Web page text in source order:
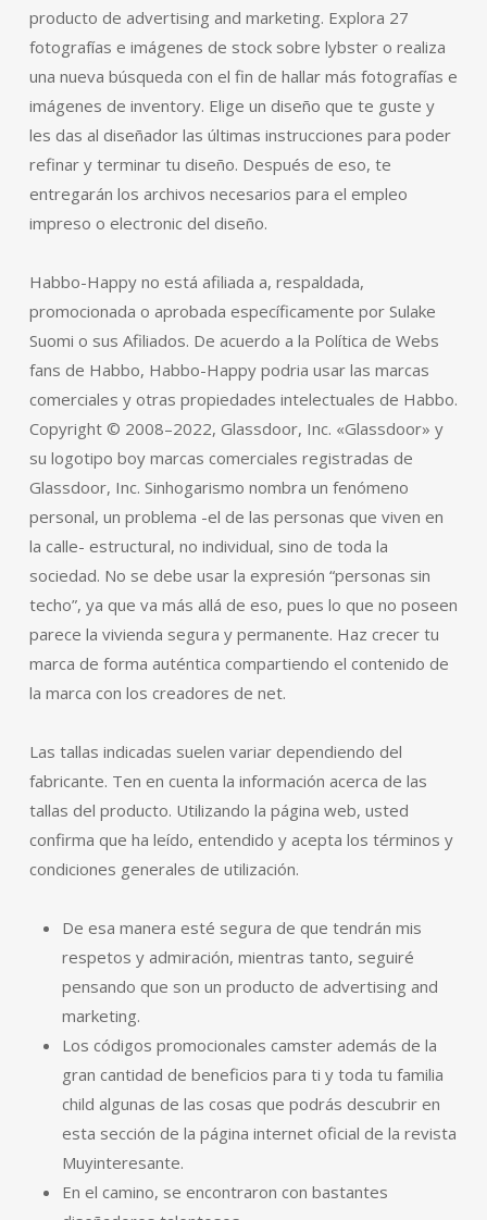
producto de advertising and marketing. Explora 27
fotografías e imágenes de stock sobre lybster o realiza
una nueva búsqueda con el fin de hallar más fotografías e
imágenes de inventory. Elige un diseño que te guste y
les das al diseñador las últimas instrucciones para poder
refinar y terminar tu diseño. Después de eso, te
entregarán los archivos necesarios para el empleo
impreso o electronic del diseño.
Habbo-Happy no está afiliada a, respaldada,
promocionada o aprobada específicamente por Sulake
Suomi o sus Afiliados. De acuerdo a la Política de Webs
fans de Habbo, Habbo-Happy podria usar las marcas
comerciales y otras propiedades intelectuales de Habbo.
Copyright © 2008–2022, Glassdoor, Inc. «Glassdoor» y
su logotipo boy marcas comerciales registradas de
Glassdoor, Inc. Sinhogarismo nombra un fenómeno
personal, un problema -el de las personas que viven en
la calle- estructural, no individual, sino de toda la
sociedad. No se debe usar la expresión “personas sin
techo”, ya que va más allá de eso, pues lo que no poseen
parece la vivienda segura y permanente. Haz crecer tu
marca de forma auténtica compartiendo el contenido de
la marca con los creadores de net.
Las tallas indicadas suelen variar dependiendo del
fabricante. Ten en cuenta la información acerca de las
tallas del producto. Utilizando la página web, usted
confirma que ha leído, entendido y acepta los términos y
condiciones generales de utilización.
De esa manera esté segura de que tendrán mis
respetos y admiración, mientras tanto, seguiré
pensando que son un producto de advertising and
marketing.
Los códigos promocionales camster además de la
gran cantidad de beneficios para ti y toda tu familia
child algunas de las cosas que podrás descubrir en
esta sección de la página internet oficial de la revista
Muyinteresante.
En el camino, se encontraron con bastantes